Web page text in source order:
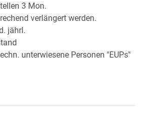
3 Mon.
verlängert werden.
jährl.
unterwiesene Personen "EUPs"